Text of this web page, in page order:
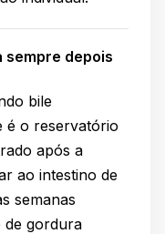
depois
bile
é o reservatório
após a
ao intestino de
semanas
de gordura